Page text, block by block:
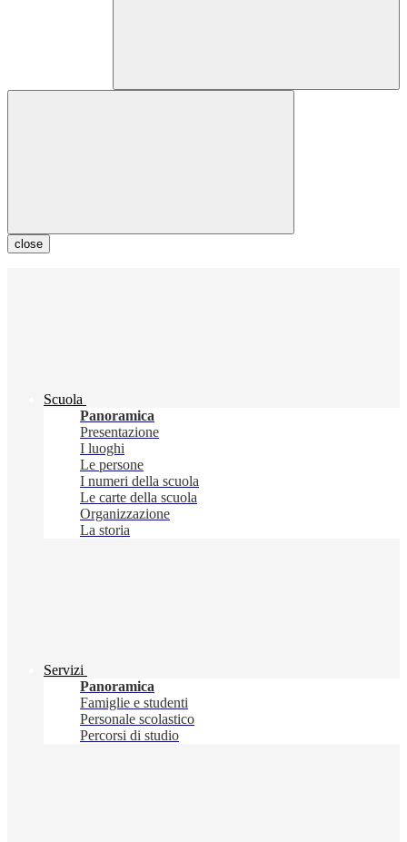
close
Scuola
Panoramica
Presentazione
I luoghi
Le persone
I numeri della scuola
Le carte della scuola
Organizzazione
La storia
Servizi
Panoramica
Famiglie e studenti
Personale scolastico
Percorsi di studio